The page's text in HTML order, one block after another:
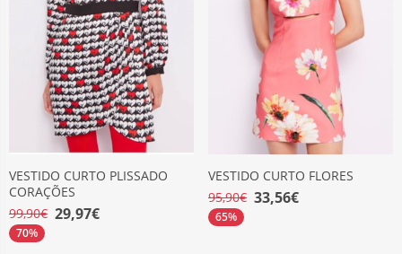
VESTIDO CURTO PLISSADO
CORAÇÕES
99,90€ 29,97€
70%
VESTIDO CURTO FLORES
95,90€ 33,56€
65%